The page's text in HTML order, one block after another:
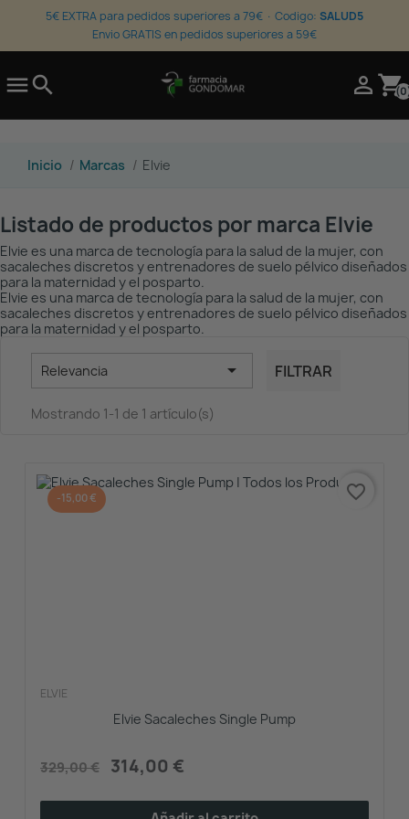
5€ EXTRA para pedidos superiores a 79€ · Codigo: SALUD5
Envio GRATIS en pedidos superiores a 59€
search  shopping_cart
Inicio Marcas Elvie
Listado de productos por marca Elvie
Elvie es una marca de tecnología para la salud de la mujer, con
sacaleches discretos y entrenadores de suelo pélvico diseñados
para la maternidad y el posparto.
Elvie es una marca de tecnología para la salud de la mujer, con
sacaleches discretos y entrenadores de suelo pélvico diseñados
para la maternidad y el posparto.
Relevancia  FILTRAR
Mostrando 1-1 de 1 artículo(s)
ELVIE
Elvie Sacaleches Single Pump
329,00 € 314,00 €
-15,00 € favorite_border